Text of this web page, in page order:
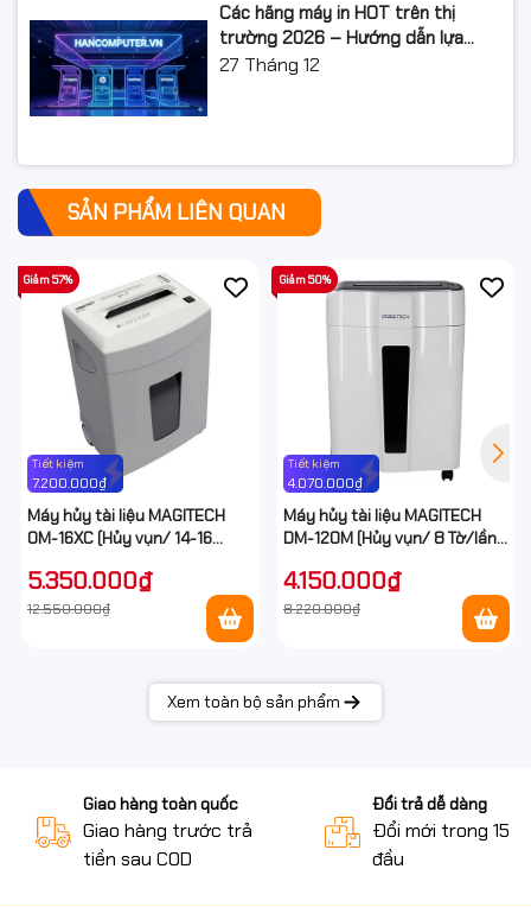
Các hãng máy in HOT trên thị
trường 2026 – Hướng dẫn lựa
chọn và so sánh chi tiết
27 Tháng 12
SẢN PHẨM LIÊN QUAN
Tiết kiệm
7.200.000₫
Giảm 57%
Máy hủy tài liệu MAGITECH
OM-16XC (Hủy vụn/ 14-16
5.350.000₫
12.550.000₫
Tiết kiệm
4.070.000₫
Giảm 50%
Máy hủy tài liệu MAGITECH
DM-120M (Hủy vụn/ 8 Tờ/lần/
4.150.000₫
8.220.000₫
Xem toàn bộ sản phẩm
Giao hàng toàn quốc
Giao hàng trước trả
tiền sau COD
Đổi trả dễ dàng
Đổi mới trong 15
đầu